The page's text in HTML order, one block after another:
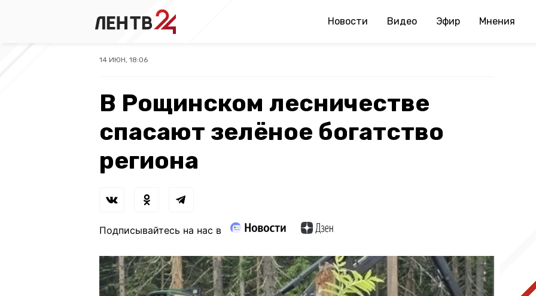
Новости Видео Эфир Мнения
14 ИЮН, 18:06
В Рощинском лесничестве
спасают зелёное богатство
региона
Подписывайтесь на нас в